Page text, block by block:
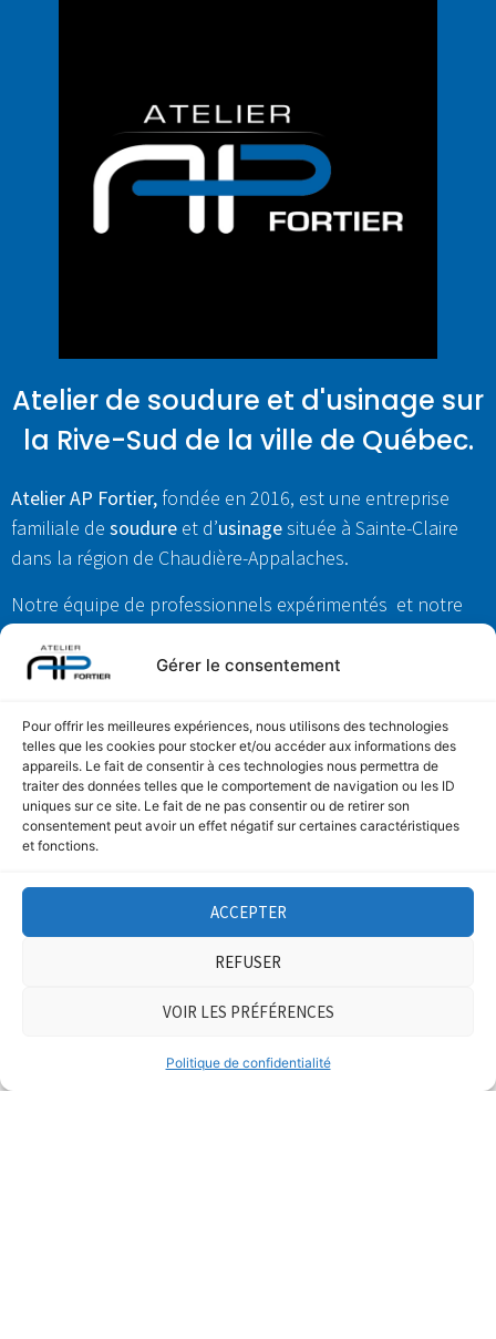
Gérer le consentement
Pour offrir les meilleures expériences, nous utilisons des technologies
telles que les cookies pour stocker et/ou accéder aux informations des
appareils. Le fait de consentir à ces technologies nous permettra de
traiter des données telles que le comportement de navigation ou les ID
uniques sur ce site. Le fait de ne pas consentir ou de retirer son
consentement peut avoir un effet négatif sur certaines caractéristiques
et fonctions.
ACCEPTER
REFUSER
VOIR LES PRÉFÉRENCES
Politique de confidentialité
Atelier de soudure et d'usinage sur
la Rive-Sud de la ville de Québec.
Atelier AP Fortier, fondée en 2016, est une entreprise
familiale de soudure et d’usinagesituée à Sainte-Claire
dans la région de Chaudière-Appalaches.
Notre équipe de professionnels expérimentés et notre
de réaliser vos
projets sur mesure.
Commercial | Industriel
APPELEZ-NOUS !